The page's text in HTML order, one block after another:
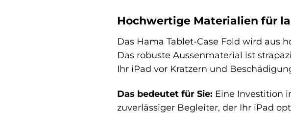
Hochwertige Materialien für
Das Hama Tablet-Case Fold wird aus
Das robuste Aussenmaterial ist
Ihr iPad vor Kratzern und
Das bedeutet für Sie: Eine Investition
zuverlässiger Begleiter, der Ihr iPad